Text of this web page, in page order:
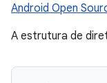
Android Open
A estrutura de